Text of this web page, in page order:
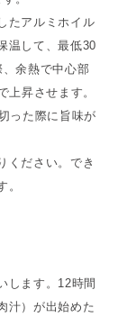
たアルミホイル
温して、最低30
余熱で中心部
昇させます。
った際に旨味が
ください。でき
。
します。12時間
汁）が出始めた